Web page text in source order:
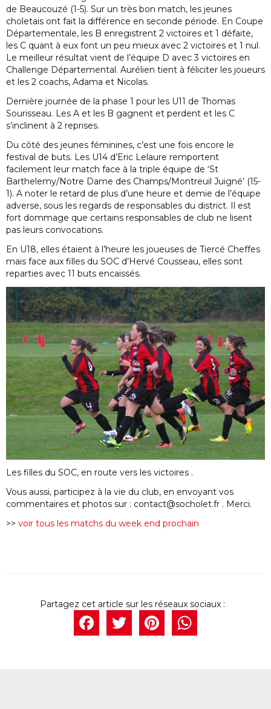
de Beaucouzé (1-5). Sur un très bon match, les jeunes
choletais ont fait la différence en seconde période. En Coupe
Départementale, les B enregistrent 2 victoires et 1 défaite,
les C quant à eux font un peu mieux avec 2 victoires et 1 nul.
Le meilleur résultat vient de l’équipe D avec 3 victoires en
Challenge Départemental. Aurélien tient à féliciter les joueurs
et les 2 coachs, Adama et Nicolas.
Dernière journée de la phase 1 pour les U11 de Thomas
Sourisseau. Les A et les B gagnent et perdent et les C
s’inclinent à 2 reprises.
Du côté des jeunes féminines, c’est une fois encore le
festival de buts. Les U14 d’Eric Lelaure remportent
facilement leur match face à la triple équipe de ‘St
Barthelemy/Notre Dame des Champs/Montreuil Juigné’ (15-
1). A noter le retard de plus d’une heure et demie de l’équipe
adverse, sous les regards de responsables du district. Il est
fort dommage que certains responsables de club ne lisent
pas leurs convocations.
En U18, elles étaient à l’heure les joueuses de Tiercé Cheffes
mais face aux filles du SOC d’Hervé Cousseau, elles sont
reparties avec 11 buts encaissés.
Les filles du SOC, en route vers les victoires .
Vous aussi, participez à la vie du club, en envoyant vos
commentaires et photos sur : contact@socholet.fr . Merci.
>> voir tous les matchs du week end prochain
Facebook
Twitter